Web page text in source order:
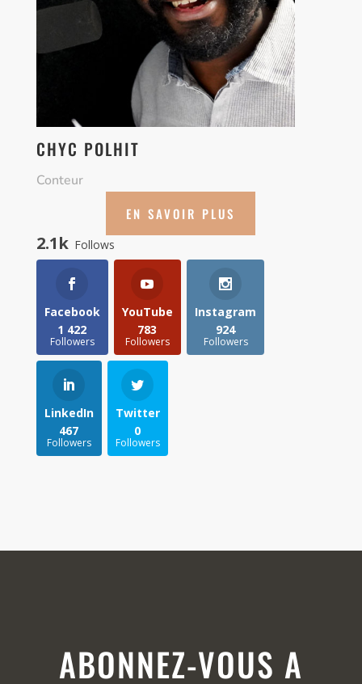
CHYC POLHIT
Conteur
EN SAVOIR PLUS
2.1k Follows
Facebook
1 422
Followers
YouTube
783
Followers
Instagram
924
Followers
LinkedIn
467
Followers
Twitter
0
Followers
ABONNEZ-VOUS A